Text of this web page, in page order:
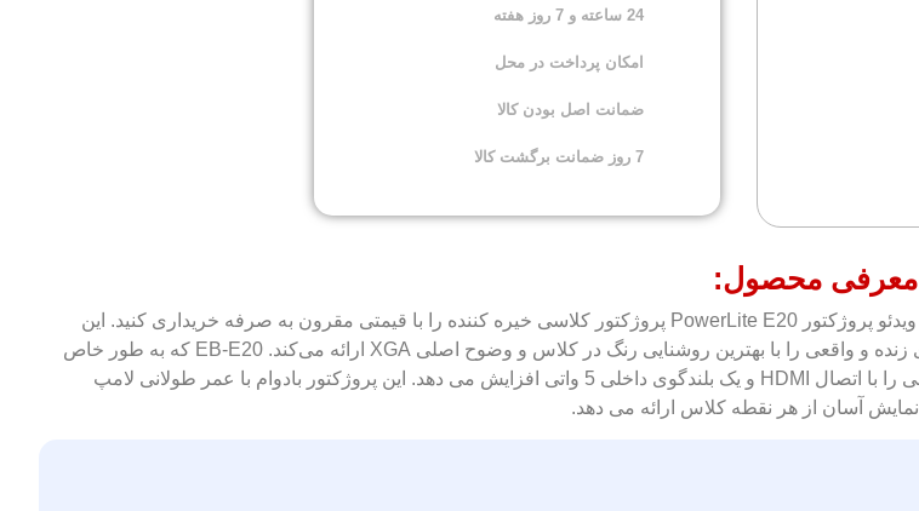
24 ساعته و 7 روز هفته
امکان پرداخت در محل
ضمانت اصل بودن کالا
7 روز ضمانت برگشت کالا
معرفی محصول:
با این ویدئو پروژکتور 3LCD فوق العاده روشن، محیط های یادگیری جذابی ایجاد کنید. با ویدئو پروژکتور PowerLite E20 پروژکتور کلاسی خیره کننده را با قیمتی مقرون به صرفه خریداری کنید. این
ویدئو پروژکتور فوق‌العاده روشن 3400 انسی لومن با فناوری پیشرفته 3LCD، تصاویری زنده و واقعی را با بهترین روشنایی رنگ در کلاس و وضوح اصلی XGA ارائه می‌کند. EB-E20 که به طور خاص
برای محیط های کلاس طراحی شده است، تعامل را افزایش می دهد و برنامه های درسی را با اتصال HDMI و یک بلندگوی داخلی 5 واتی افزایش می دهد. این پروژکتور بادوام با عمر طولانی لامپ